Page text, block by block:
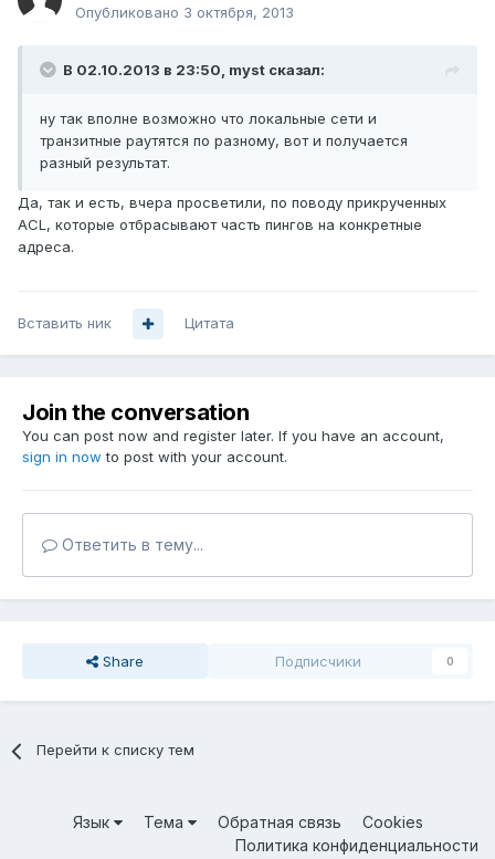
Опубликовано 3 октября, 2013
В 02.10.2013 в 23:50, myst сказал:
ну так вполне возможно что локальные сети и
транзитные раутятся по разному, вот и получается
разный результат.
Да, так и есть, вчера просветили, по поводу прикрученных
ACL, которые отбрасывают часть пингов на конкретные
адреса.
Вставить ник Цитата
Join the conversation
You can post now and register later. If you have an account,
sign in now to post with your account.
Ответить в тему...
Share Подписчики 0
Перейти к списку тем
Язык Тема Обратная связь
Cookies
Политика конфиденциальности